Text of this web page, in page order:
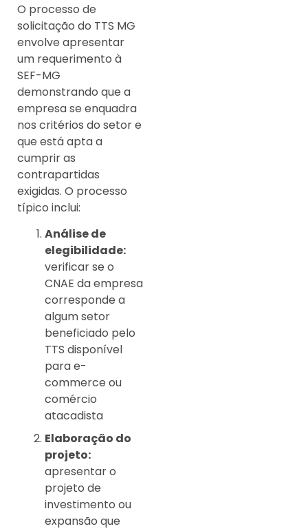
O processo de
solicitação do TTS MG
envolve apresentar
um requerimento à
SEF-MG
demonstrando que a
empresa se enquadra
nos critérios do setor e
que está apta a
cumprir as
contrapartidas
exigidas. O processo
típico inclui:
Análise de
elegibilidade:
verificar se o
CNAE da empresa
corresponde a
algum setor
beneficiado pelo
TTS disponível
para e-
commerce ou
comércio
atacadista
Elaboração do
projeto:
apresentar o
projeto de
investimento ou
expansão que